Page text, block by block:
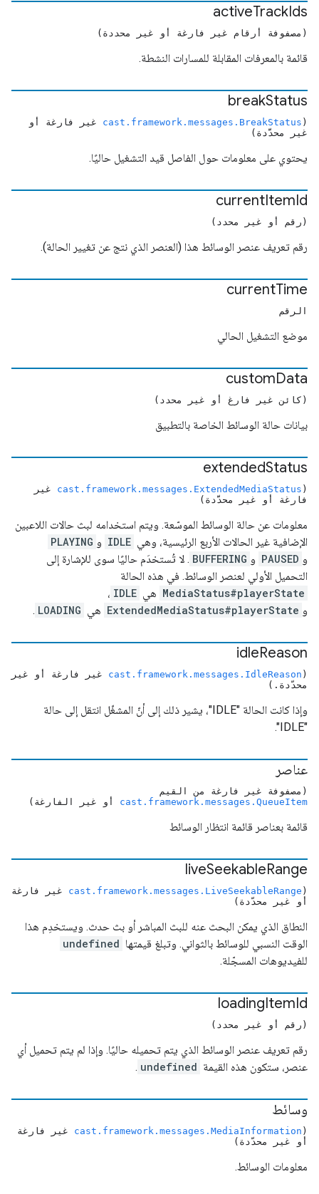
activeTrackIds
(مصفوفة أرقام غير فارغة أو غير محددة)
قائمة بالمعرفات المقابلة للمسارات النشطة.
breakStatus
(
cast.framework.messages.BreakStatus غير فارغة أو
غير محدَّدة)
يحتوي على معلومات حول الفاصل قيد التشغيل حاليًا.
currentItemId
(رقم أو غير محدد)
رقم تعريف عنصر الوسائط هذا (العنصر الذي نتج عن تغيير الحالة).
currentTime
الرقم
موضع التشغيل الحالي
customData
(كائن غير فارغ أو غير محدد)
بيانات حالة الوسائط الخاصة بالتطبيق
extendedStatus
(
cast.framework.messages.ExtendedMediaStatus غير
فارغة أو غير محدَّدة)
معلومات عن حالة الوسائط الموسّعة. ويتم استخدامه لبث حالات اللاعبين
الإضافية غير الحالات الأربع الرئيسية، وهي IDLE و PLAYING
و PAUSED و BUFFERING . لا تُستخدَم حاليًا سوى للإشارة إلى
التحميل الأولي لعنصر الوسائط. في هذه الحالة
MediaStatus#playerState هي IDLE ،
و ExtendedMediaStatus#playerState هي LOADING
.
idleReason
(
cast.framework.messages.IdleReason غير فارغة أو غير
محدّدة.)
وإذا كانت الحالة "IDLE"، يشير ذلك إلى أنّ المشغّل انتقل إلى حالة
"IDLE".
عناصر
(مصفوفة غير فارغة من القيم
cast.framework.messages.QueueItem أو غير الفارغة)
قائمة بعناصر قائمة انتظار الوسائط
liveSeekableRange
(
cast.framework.messages.LiveSeekableRange غير فارغة
أو غير محدّدة)
النطاق الذي يمكن البحث عنه للبث المباشر أو بث حدث. ويستخدِم هذا
الوقت النسبي للوسائط بالثواني. وتبلغ قيمتها undefined
للفيديوهات المسجّلة.
loadingItemId
(رقم أو غير محدد)
رقم تعريف عنصر الوسائط الذي يتم تحميله حاليًا. وإذا لم يتم تحميل أي
عنصر، ستكون هذه القيمة undefined
.
وسائط
(
cast.framework.messages.MediaInformation غير فارغة
أو غير محدّدة)
معلومات الوسائط.